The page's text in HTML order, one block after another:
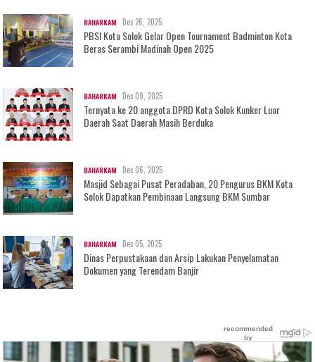
BAHARKAM Dec 26, 2025
PBSI Kota Solok Gelar Open Tournament Badminton Kota
Beras Serambi Madinah Open 2025
BAHARKAM Dec 09, 2025
Ternyata ke 20 anggota DPRD Kota Solok Kunker Luar
Daerah Saat Daerah Masih Berduka
BAHARKAM Dec 06, 2025
Masjid Sebagai Pusat Peradaban, 20 Pengurus BKM Kota
Solok Dapatkan Pembinaan Langsung BKM Sumbar
BAHARKAM Dec 05, 2025
Dinas Perpustakaan dan Arsip Lakukan Penyelamatan
Dokumen yang Terendam Banjir